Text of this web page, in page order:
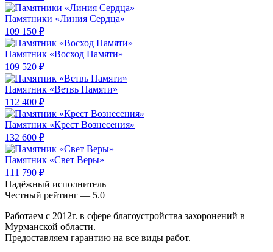
Памятники «Линия Сердца»
109 150 ₽
Памятник «Восход Памяти»
109 520 ₽
Памятник «Ветвь Памяти»
112 400 ₽
Памятник «Крест Вознесения»
132 600 ₽
Памятник «Свет Веры»
111 790 ₽
Надёжный исполнитель
Чеcтный рейтинг — 5.0
Работаем с 2012г. в сфере благоустройства захоронений в
Мурманской области.
Предоставляем гарантию на все виды работ.